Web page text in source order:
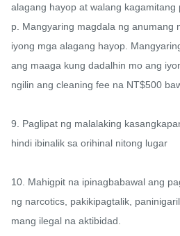
alagang hayop at walang
p. Mangyaring magdala ng anumang
iyong mga alagang hayop.
ang maaga kung dadalhin mo ang
ngilin ang cleaning fee na NT$500
9. Paglipat ng malalaking
hindi ibinalik sa orihinal nitong lugar
10. Mahigpit na ipinagbabawal ang
ng narcotics, pakikipagtalik,
mang ilegal na aktibidad.